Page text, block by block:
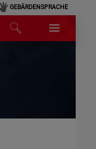
GEBÄRDENSPRACHE